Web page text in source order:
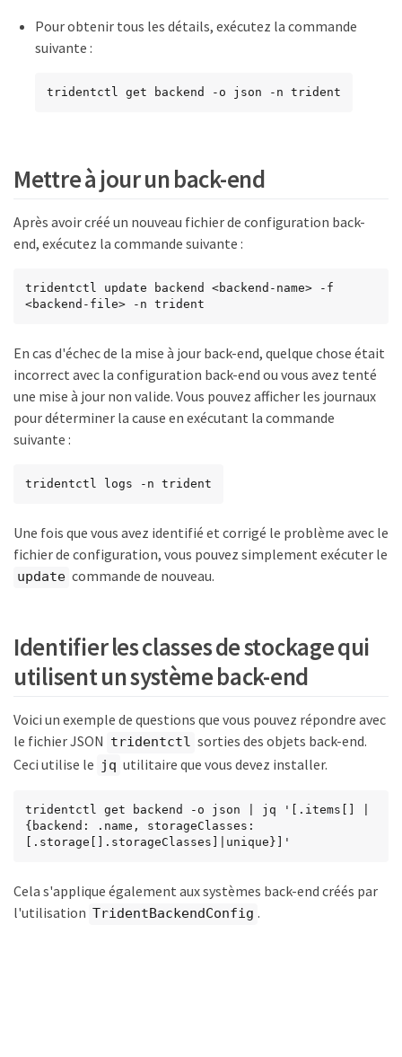
Pour obtenir tous les détails, exécutez la commande
suivante :
tridentctl get backend -o json -n trident
Mettre à jour un back-end
Après avoir créé un nouveau fichier de configuration back-
end, exécutez la commande suivante :
tridentctl update backend <backend-name> -f
<backend-file> -n trident
En cas d'échec de la mise à jour back-end, quelque chose était
incorrect avec la configuration back-end ou vous avez tenté
une mise à jour non valide. Vous pouvez afficher les journaux
pour déterminer la cause en exécutant la commande
suivante :
tridentctl logs -n trident
Une fois que vous avez identifié et corrigé le problème avec le
fichier de configuration, vous pouvez simplement exécuter le
update commande de nouveau.
Identifier les classes de stockage qui
utilisent un système back-end
Voici un exemple de questions que vous pouvez répondre avec
le fichier JSON tridentctl sorties des objets back-end.
Ceci utilise le jq utilitaire que vous devez installer.
tridentctl get backend -o json | jq '[.items[] |
{backend: .name, storageClasses:
[.storage[].storageClasses]|unique}]'
Cela s'applique également aux systèmes back-end créés par
l'utilisation TridentBackendConfig .